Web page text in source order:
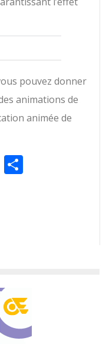
pouvez donner
animations de
animée de
Email